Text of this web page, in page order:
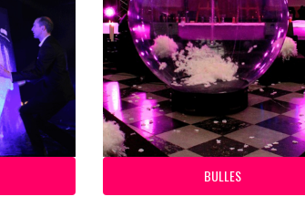
BULLES